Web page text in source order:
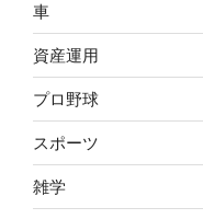
車
資産運用
プロ野球
スポーツ
雑学